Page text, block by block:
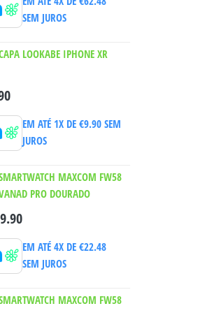
SEM JUROS
LOOKABE IPHONE XR
EM ATÉ 1X DE €9.90 SEM
JUROS
MAXCOM FW58
PRO DOURADO
EM ATÉ 4X DE €22.48
SEM JUROS
MAXCOM FW58